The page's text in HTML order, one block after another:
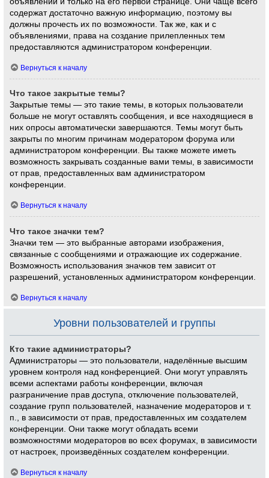
содержат достаточно важную информацию, поэтому вы
должны прочесть их по возможности. Так же, как и с
объявлениями, права на создание прилепленных тем
предоставляются администратором конференции.
Вернуться к началу
Что такое закрытые темы?
Закрытые темы — это такие темы, в которых пользователи
больше не могут оставлять сообщения, и все находящиеся в
них опросы автоматически завершаются. Темы могут быть
закрыты по многим причинам модератором форума или
администратором конференции. Вы также можете иметь
возможность закрывать созданные вами темы, в зависимости
от прав, предоставленных вам администратором
конференции.
Вернуться к началу
Что такое значки тем?
Значки тем — это выбранные авторами изображения,
связанные с сообщениями и отражающие их содержание.
Возможность использования значков тем зависит от
разрешений, установленных администратором конференции.
Вернуться к началу
Уровни пользователей и группы
Кто такие администраторы?
Администраторы — это пользователи, наделённые высшим
уровнем контроля над конференцией. Они могут управлять
всеми аспектами работы конференции, включая
разграничение прав доступа, отключение пользователей,
создание групп пользователей, назначение модераторов и т.
п., в зависимости от прав, предоставленных им создателем
конференции. Они также могут обладать всеми
возможностями модераторов во всех форумах, в зависимости
от настроек, произведённых создателем конференции.
Вернуться к началу